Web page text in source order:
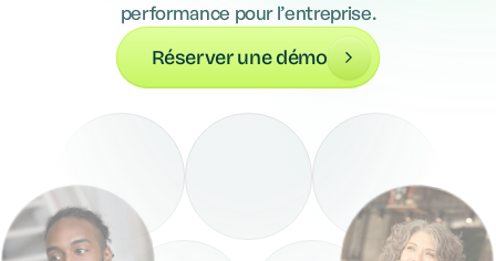
performance pour l’entreprise.
Réserver une démo